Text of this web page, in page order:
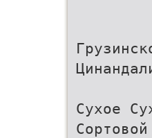
Сухое